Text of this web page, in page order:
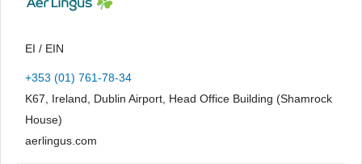
EI / EIN
+353 (01) 761-78-34
K67, Ireland, Dublin Airport, Head Office Building (Shamrock
House)
aerlingus.com